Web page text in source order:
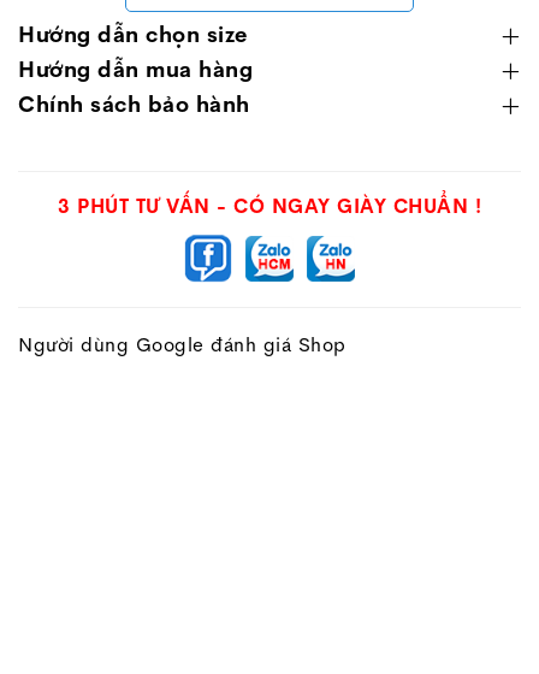
Hướng dẫn chọn size
Hướng dẫn mua hàng
Chính sách bảo hành
3 PHÚT TƯ VẤN - CÓ NGAY GIÀY CHUẨN !
Người dùng Google đánh giá Shop